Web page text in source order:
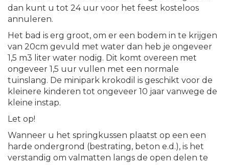
dan kunt u tot 24 uur voor het feest kosteloos
annuleren.
Het bad is erg groot, om er een bodem in te krijgen
van 20cm gevuld met water dan heb je ongeveer
1,5 m3 liter water nodig. Dit komt overeen met
ongeveer 1,5 uur vullen met een normale
tuinslang. De minipark krokodil is geschikt voor de
kleinere kinderen tot ongeveer 10 jaar vanwege de
kleine instap.
Let op!
Wanneer u het springkussen plaatst op een een
harde ondergrond (bestrating, beton e.d.), is het
verstandig om valmatten langs de open delen te